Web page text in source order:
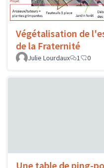
Végétalisation de
de la Fraternité
Julie Lourdaux
1 0
Une table de ping-